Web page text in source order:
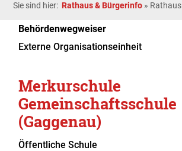
Sie sind hier: Rathaus & Bürgerinfo » Rathaus
Behördenwegweiser
Externe Organisationseinheit
Merkurschule
Gemeinschaftsschule
(Gaggenau)
Öffentliche Schule